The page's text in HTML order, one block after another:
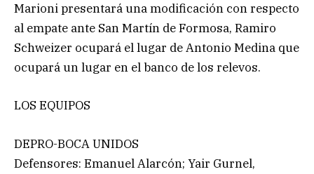
Marioni presentará una modificación con respecto
al empate ante San Martín de Formosa, Ramiro
Schweizer ocupará el lugar de Antonio Medina que
ocupará un lugar en el banco de los relevos.
LOS EQUIPOS
DEPRO-BOCA UNIDOS
Defensores: Emanuel Alarcón; Yair Gurnel,